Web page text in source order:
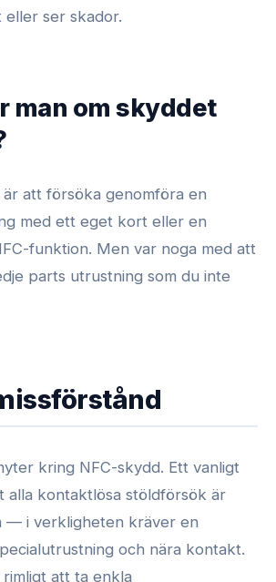
ser skador.
man om skyddet
att försöka genomföra en
med ett eget kort eller en
funktion. Men var noga med att
parts utrustning som du inte
kring NFC-skydd. Ett vanligt
alla kontaktlösa stöldförsök är
— i verkligheten kräver en
och nära kontakt.
att ta enkla